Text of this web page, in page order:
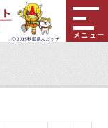
メニュー